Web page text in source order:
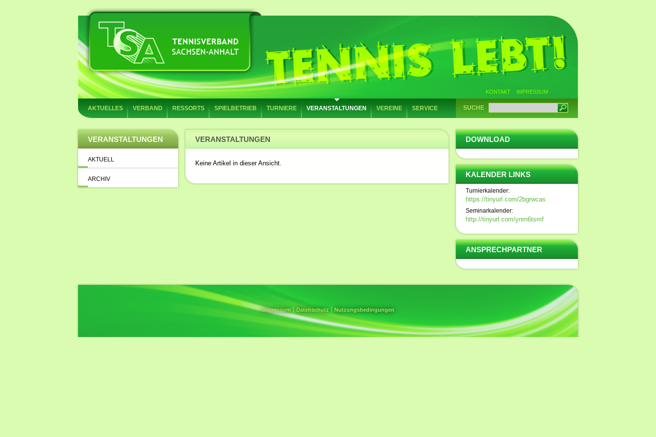
KONTAKT IMPRESSUM
AKTUELLES VERBAND RESSORTS SPIELBETRIEB TURNIERE VERANSTALTUNGEN VEREINE SERVICE SUCHE
VERANSTALTUNGEN
AKTUELL
ARCHIV
VERANSTALTUNGEN
Keine Artikel in dieser Ansicht.
DOWNLOAD
KALENDER LINKS
Turnierkalender:
https://tinyurl.com/2bgrwcas
Seminarkalender:
http://tinyurl.com/ynm6tsmf
ANSPRECHPARTNER
Impressum Datenschutz Nutzungsbedingungen